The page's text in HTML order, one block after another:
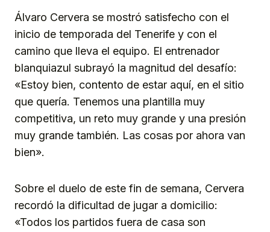
Álvaro Cervera se mostró satisfecho con el
inicio de temporada del Tenerife y con el
camino que lleva el equipo. El entrenador
blanquiazul subrayó la magnitud del desafío:
«Estoy bien, contento de estar aquí, en el sitio
que quería. Tenemos una plantilla muy
competitiva, un reto muy grande y una presión
muy grande también. Las cosas por ahora van
bien».
Sobre el duelo de este fin de semana, Cervera
recordó la dificultad de jugar a domicilio:
«Todos los partidos fuera de casa son